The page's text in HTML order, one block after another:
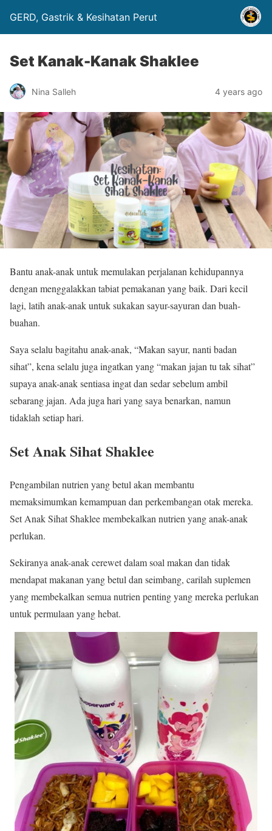
GERD, Gastrik & Kesihatan Perut
Set Kanak-Kanak Shaklee
Nina Salleh 4 years ago
Bantu anak-anak untuk memulakan perjalanan kehidupannya
dengan menggalakkan tabiat pemakanan yang baik. Dari kecil
lagi, latih anak-anak untuk sukakan sayur-sayuran dan buah-
buahan.
Saya selalu bagitahu anak-anak, “Makan sayur, nanti badan
sihat”, kena selalu juga ingatkan yang “makan jajan tu tak sihat”
supaya anak-anak sentiasa ingat dan sedar sebelum ambil
sebarang jajan. Ada juga hari yang saya benarkan, namun
tidaklah setiap hari.
Set Anak Sihat Shaklee
Pengambilan nutrien yang betul akan membantu
memaksimumkan kemampuan dan perkembangan otak mereka.
Set Anak Sihat Shaklee membekalkan nutrien yang anak-anak
perlukan.
Sekiranya anak-anak cerewet dalam soal makan dan tidak
mendapat makanan yang betul dan seimbang, carilah suplemen
yang membekalkan semua nutrien penting yang mereka perlukan
untuk permulaan yang hebat.